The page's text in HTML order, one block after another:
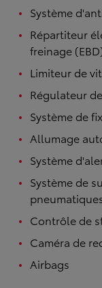
Système
Répartiteur
freinage
Limiteur de
Régulateur
Système de
Allumage
Système
Système de
Contrôle de
Caméra de
Airbags